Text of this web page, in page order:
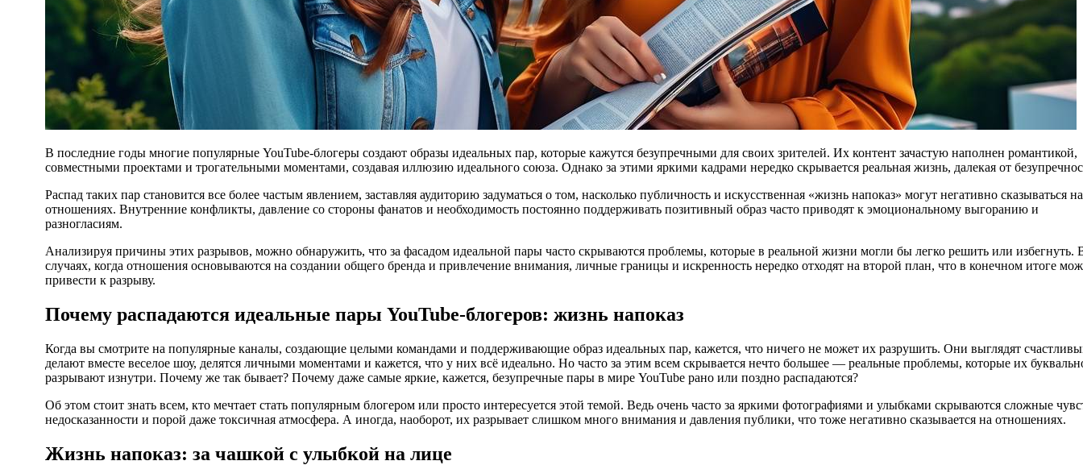
В последние годы многие популярные YouTube-блогеры создают образы идеальных пар, которые кажутся безупречными для своих зрителей. Их контент зачастую наполнен романтикой,
совместными проектами и трогательными моментами, создавая иллюзию идеального союза. Однако за этими яркими кадрами нередко скрывается реальная жизнь, далекая от
Распад таких пар становится все более частым явлением, заставляя аудиторию задуматься о том, насколько публичность и искусственная «жизнь напоказ» могут негативно сказываться на
отношениях. Внутренние конфликты, давление со стороны фанатов и необходимость постоянно поддерживать позитивный образ часто приводят к эмоциональному выгоранию и
разногласиям.
Анализируя причины этих разрывов, можно обнаружить, что за фасадом идеальной пары часто скрываются проблемы, которые в реальной жизни могли бы легко решить или избегнуть.
случаях, когда отношения основываются на создании общего бренда и привлечение внимания, личные границы и искренность нередко отходят на второй план, что в конечном итоге
привести к разрыву.
Почему распадаются идеальные пары YouTube-блогеров: жизнь напоказ
Когда вы смотрите на популярные каналы, создающие целыми командами и поддерживающие образ идеальных пар, кажется, что ничего не может их разрушить. Они выглядят
делают вместе веселое шоу, делятся личными моментами и кажется, что у них всё идеально. Но часто за этим всем скрывается нечто большее — реальные проблемы, которые их
разрывают изнутри. Почему же так бывает? Почему даже самые яркие, кажется, безупречные пары в мире YouTube рано или поздно распадаются?
Об этом стоит знать всем, кто мечтает стать популярным блогером или просто интересуется этой темой. Ведь очень часто за яркими фотографиями и улыбками скрываются сложные
недосказанности и порой даже токсичная атмосфера. А иногда, наоборот, их разрывает слишком много внимания и давления публики, что тоже негативно сказывается на отношениях.
Жизнь напоказ: за чашкой с улыбкой на лице